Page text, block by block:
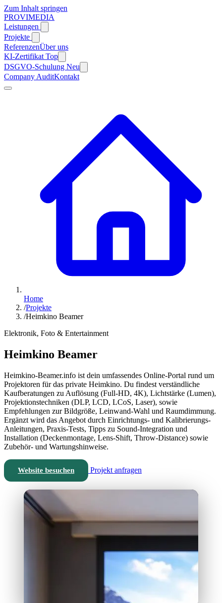
Zum Inhalt springen
PROVIMEDIA
Leistungen
Projekte
ReferenzenÜber uns
KI-Zertifikat Top
DSGVO-Schulung Neu
Company AuditKontakt
Home
/Projekte
/Heimkino Beamer
Elektronik, Foto & Entertainment
Heimkino Beamer
Heimkino-Beamer.info ist dein umfassendes Online-Portal rund um
Projektoren für das private Heimkino. Du findest verständliche
Kaufberatungen zu Auflösung (Full-HD, 4K), Lichtstärke (Lumen),
Projektions­techniken (DLP, LCD, LCoS, Laser), sowie
Empfehlungen zur Bildgröße, Leinwand-Wahl und Raum­dimmung.
Ergänzt wird das Angebot durch Einrichtungs- und Kalibrierungs-
Anleitungen, Praxis-Tests, Tipps zu Sound-Integration und
Installation (Deckenmontage, Lens-Shift, Throw-Distance) sowie
Zubehör- und Wartungshinweise.
Website besuchen Projekt anfragen